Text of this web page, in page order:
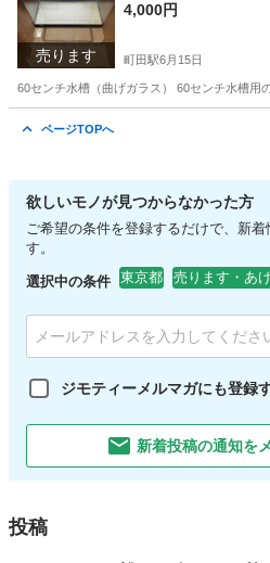
売ります
4,000円
町田駅6月15日
60センチ水槽（曲げガラス） 60センチ水槽用
ページTOPへ
欲しいモノが見つからなかった方
ご希望の条件を登録するだけで、新
す。
選択中の条件 東京都 売ります・あ
ジモティーメルマガにも登録
新着投稿の通知を
投稿